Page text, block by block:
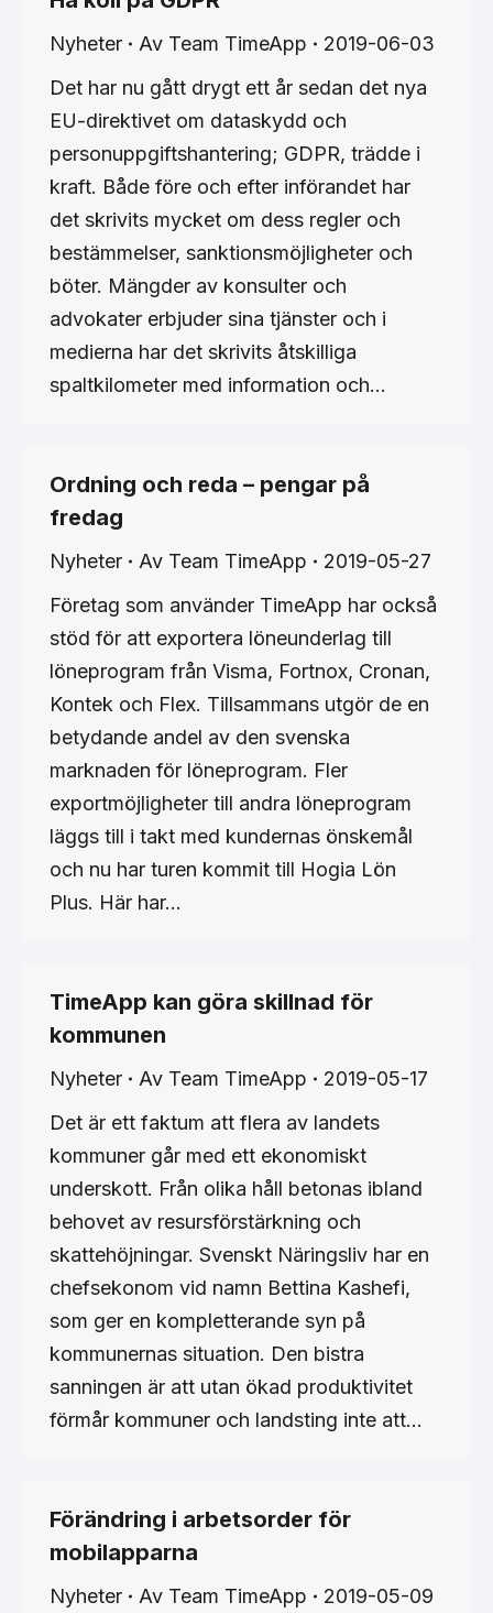
Nyheter Av Team TimeApp
2019-06-03
Det har nu gått drygt ett år sedan det nya
EU-direktivet om dataskydd och
personuppgiftshantering; GDPR, trädde i
kraft. Både före och efter införandet har
det skrivits mycket om dess regler och
bestämmelser, sanktionsmöjligheter och
böter. Mängder av konsulter och
advokater erbjuder sina tjänster och i
medierna har det skrivits åtskilliga
spaltkilometer med information och…
Ordning och reda – pengar på
fredag
Nyheter Av Team TimeApp
2019-05-27
Företag som använder TimeApp har också
stöd för att exportera löneunderlag till
löneprogram från Visma, Fortnox, Cronan,
Kontek och Flex. Tillsammans utgör de en
betydande andel av den svenska
marknaden för löneprogram. Fler
exportmöjligheter till andra löneprogram
läggs till i takt med kundernas önskemål
och nu har turen kommit till Hogia Lön
Plus. Här har…
TimeApp kan göra skillnad för
kommunen
Nyheter Av Team TimeApp
2019-05-17
Det är ett faktum att flera av landets
kommuner går med ett ekonomiskt
underskott. Från olika håll betonas ibland
behovet av resursförstärkning och
skattehöjningar. Svenskt Näringsliv har en
chefsekonom vid namn Bettina Kashefi,
som ger en kompletterande syn på
kommunernas situation. Den bistra
sanningen är att utan ökad produktivitet
förmår kommuner och landsting inte att…
Förändring i arbetsorder för
mobilapparna
Nyheter Av Team TimeApp 2019-05-09